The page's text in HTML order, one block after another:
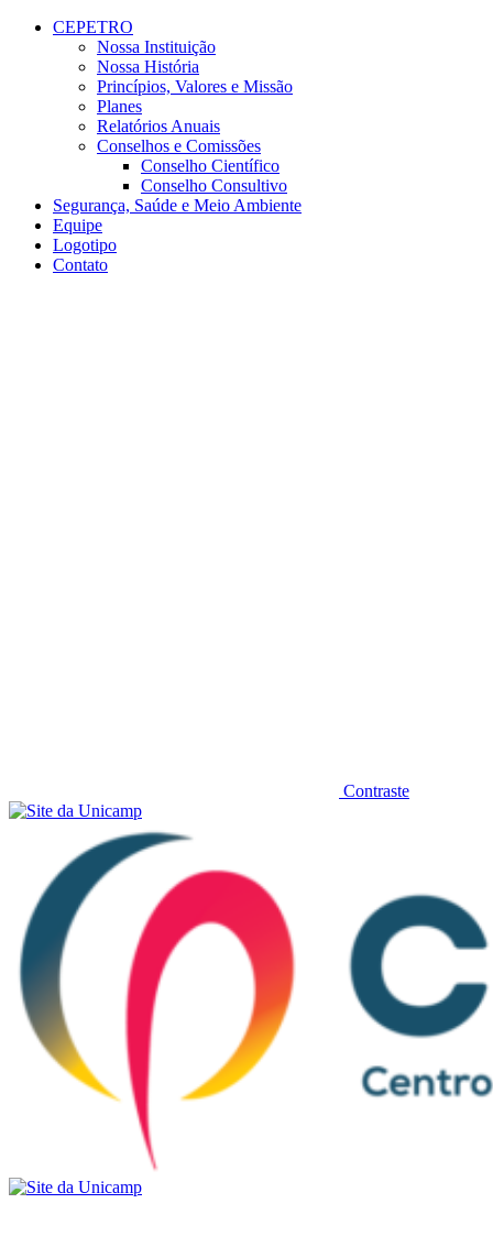
Conteúdo principal
CEPETRO
Nossa Instituição
Nossa História
Princípios, Valores e Missão
Planes
Relatórios Anuais
Conselhos e Comissões
Conselho Científico
Conselho Consultivo
Segurança, Saúde e Meio Ambiente
Equipe
Logotipo
Contato
Contraste